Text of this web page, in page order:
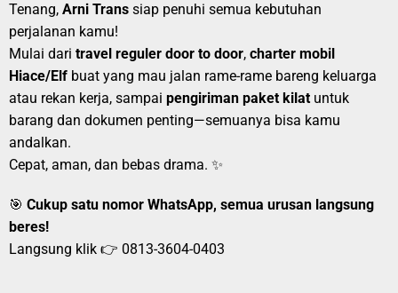
Tenang, Arni Trans siap penuhi semua kebutuhan
perjalanan kamu!
Mulai dari travel reguler door to door, charter mobil
Hiace/Elf buat yang mau jalan rame-rame bareng keluarga
atau rekan kerja, sampai pengiriman paket kilat untuk
barang dan dokumen penting—semuanya bisa kamu
andalkan.
Cepat, aman, dan bebas drama. ✨
🎯 Cukup satu nomor WhatsApp, semua urusan langsung
beres!
Langsung klik 👉 0813-3604-0403